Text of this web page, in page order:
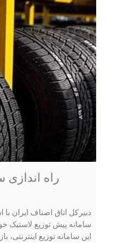
راه اندازی
دبیرکل اتاق اصناف ایران با
سامانه پیش توزیع لاستیک
این سامانه توزیع اینترنتی،